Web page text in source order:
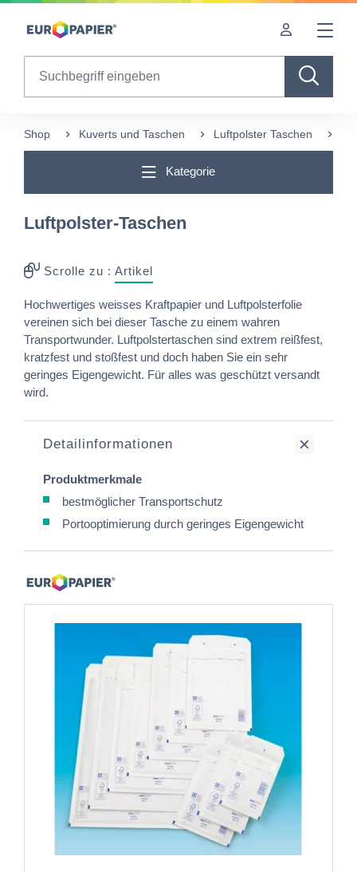
Table Of Content
Diese Produkte könnten Sie auch interessieren
Shop Kuverts und Taschen Luftpolster Taschen
Kategorie
Luftpolster-Taschen
Scrolle zu : Artikel
Hochwertiges weisses Kraftpapier und Luftpolsterfolie
vereinen sich bei dieser Tasche zu einem wahren
Transportwunder. Luftpolstertaschen sind extrem reißfest,
kratzfest und stoßfest und doch haben Sie ein sehr
geringes Eigengewicht. Für alles was geschützt versandt
wird.
Detailinformationen
Produktmerkmale
bestmöglicher Transportschutz
Portooptimierung durch geringes Eigengewicht